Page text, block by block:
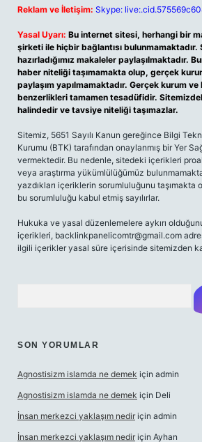
Reklam ve İletişim: Skype:
Yasal Uyarı: Bu internet sitesi, herhangi bir
şirketi ile hiçbir bağlantısı bulunmamaktadır.
hazırladığımız makaleler paylaşılmaktadır.
haber niteliği taşımamakta olup, gerçek
paylaşım yapılmamaktadır. Gerçek kurum
benzerlikleri tamamen tesadüfidir.
halindedir ve tavsiye niteliği taşımazlar.
Sitemiz, 5651 Sayılı Kanun gereğince Bilgi
Kurumu (BTK) tarafından onaylanmış bir Yer
vermektedir. Bu nedenle, sitedeki içerikleri
veya araştırma yükümlülüğümüz
yazdıkları içeriklerin sorumluluğunu taşımakta
bu sorumluluğu kabul etmiş sayılırlar.
Hukuka ve yasal düzenlemelere aykırı
içerikleri, backlinkpanelicomtr@gmail.com
ilgili içerikler yasal süre içerisinde sitemizden
SON YORUMLAR
Agnostisizm islamda ne demek için admin
Agnostisizm islamda ne demek için Deli
İnsan merkezci yaklaşım nedir için admin
İnsan merkezci yaklaşım nedir için Ayhan